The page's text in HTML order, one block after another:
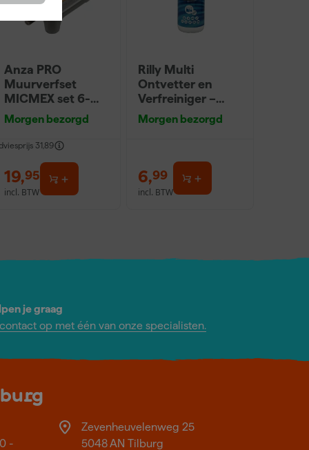
Anza PRO
Muurverfset
MICMEX set 6-
delig
Morgen bezorgd
31,89
19,95
incl. BTW
Rilly Multi
Ontvetter en
Verfreiniger –
0,5L
Morgen bezorgd
6,99
incl. BTW
je graag
op met één van onze specialisten.
-
Zevenheuvelenweg 25
5048 AN Tilburg